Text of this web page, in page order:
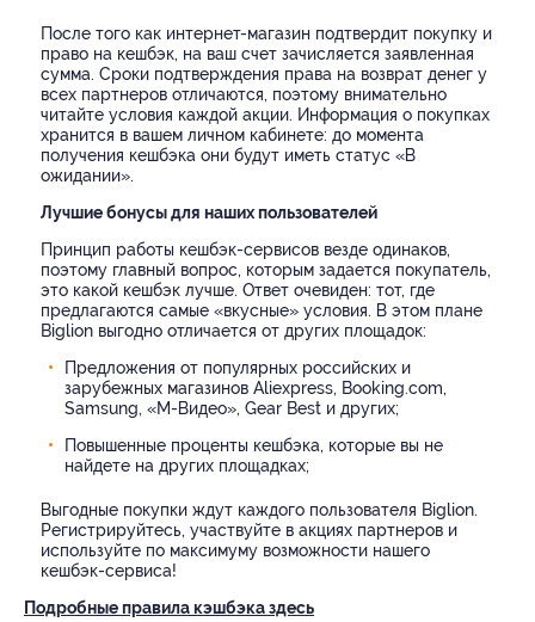
После того как интернет-магазин подтвердит покупку и
право на кешбэк, на ваш счет зачисляется заявленная
сумма. Сроки подтверждения права на возврат денег у
всех партнеров отличаются, поэтому внимательно
читайте условия каждой акции. Информация о покупках
хранится в вашем личном кабинете: до момента
получения кешбэка они будут иметь статус «В
ожидании».
Лучшие бонусы для наших пользователей
Принцип работы кешбэк-сервисов везде одинаков,
поэтому главный вопрос, которым задается покупатель,
это какой кешбэк лучше. Ответ очевиден: тот, где
предлагаются самые «вкусные» условия. В этом плане
Biglion выгодно отличается от других площадок:
Предложения от популярных российских и
зарубежных магазинов Aliexpress, Booking.com,
Samsung, «М-Видео», Gear Best и других;
Повышенные проценты кешбэка, которые вы не
найдете на других площадках;
Выгодные покупки ждут каждого пользователя Biglion.
Регистрируйтесь, участвуйте в акциях партнеров и
используйте по максимуму возможности нашего
кешбэк-сервиса!
Подробные правила кэшбэка здесь